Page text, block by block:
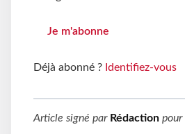
Je m'abonne
Déjà abonné ? Identifiez-vous
Article signé par Rédaction pour